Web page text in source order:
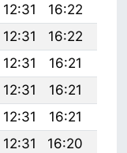
12:31 16:22
12:31 16:22
12:31 16:21
12:31 16:21
12:31 16:21
12:31 16:20